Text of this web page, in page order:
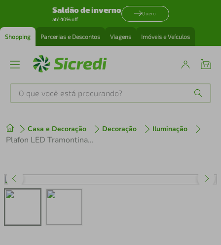
Saldão de inverno
até 40% off
Quero
Shopping Parcerias e Descontos Viagens Imóveis e Veículos
O que você está procurando?
Casa e Decoração Decoração Iluminação
Plafon LED Tramontina Quadrado de Sobrepor 2000 lm 24 W Bivolt 6500 K Luz Branca
1º tenis
perfume